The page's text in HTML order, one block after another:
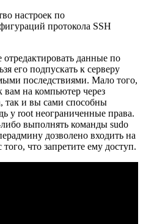
настроек по
протокола SSH
данные по
его подпускать к серверу
последствиями. Мало того,
вам на компьютер через
так и вы сами способны
у root неограниченные права.
выполнять команды sudo
дозволено входить на
что запретите ему доступ.